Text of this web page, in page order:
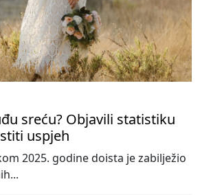
sreću? Objavili statistiku
uspjeh
2025. godine doista je zabilježio